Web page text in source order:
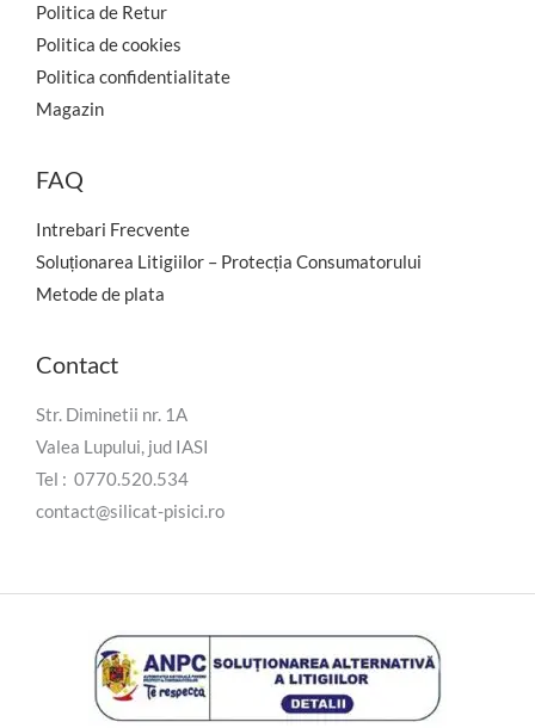
Politica de Retur
Politica de cookies
Politica confidentialitate
Magazin
FAQ
Intrebari Frecvente
Soluționarea Litigiilor – Protecția Consumatorului
Metode de plata
Contact
Str. Diminetii nr. 1A
Valea Lupului, jud IASI
Tel : 0770.520.534
contact@silicat-pisici.ro